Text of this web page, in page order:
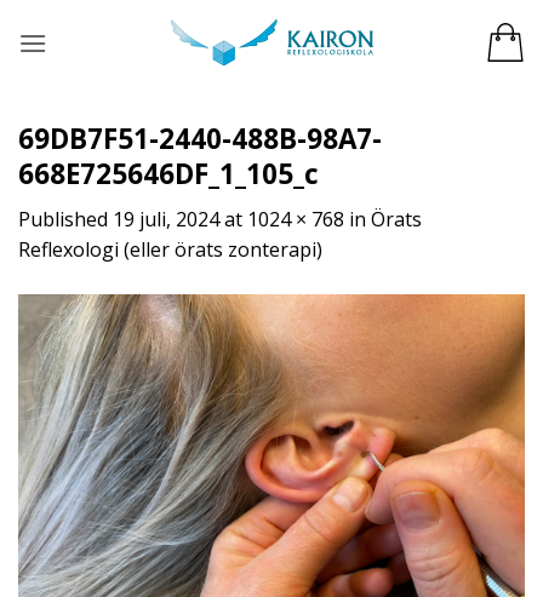
69DB7F51-2440-488B-98A7-
668E725646DF_1_105_c
Published 19 juli, 2024at 1024 × 768 in Örats
Reflexologi (eller örats zonterapi)